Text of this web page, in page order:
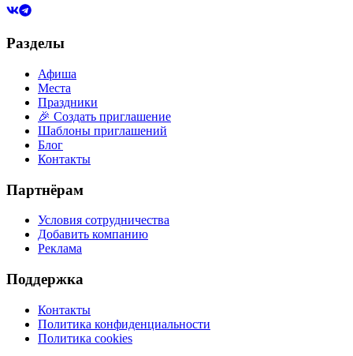
Разделы
Афиша
Места
Праздники
🎉 Создать приглашение
Шаблоны приглашений
Блог
Контакты
Партнёрам
Условия сотрудничества
Добавить компанию
Реклама
Поддержка
Контакты
Политика конфиденциальности
Политика cookies